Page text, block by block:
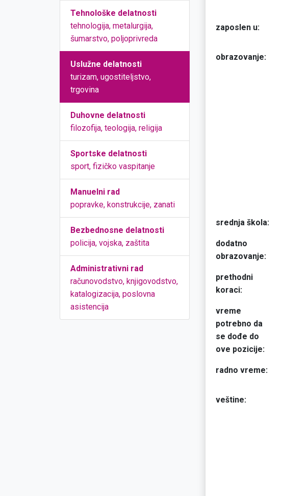
Tehnološke delatnosti
tehnologija, metalurgija,
šumarstvo, poljoprivreda
Uslužne delatnosti
turizam, ugostiteljstvo,
trgovina
Duhovne delatnosti
filozofija, teologija, religija
Sportske delatnosti
sport, fizičko vaspitanje
Manuelni rad
popravke, konstrukcije, zanati
Bezbednosne delatnosti
policija, vojska, zaštita
Administrativni rad
računovodstvo, knjigovodstvo,
katalogizacija, poslovna
asistencija
zaposlen u:
obrazovanje:
srednja škola:
dodatno
obrazovanje:
prethodni
koraci:
vreme
potrebno da
se dođe do
ove pozicije:
radno vreme:
veštine: